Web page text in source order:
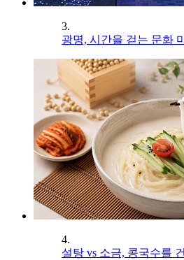
3.
광명, 시간을 걷는 문화
4.
설탕 vs 소금, 콩국수를